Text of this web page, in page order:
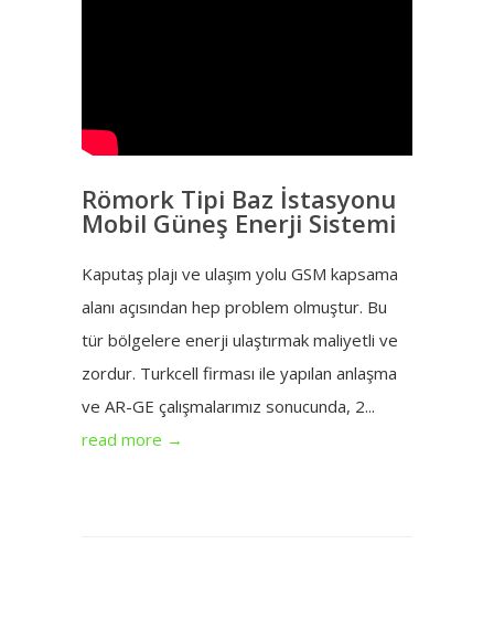
Römork Tipi Baz İstasyonu
Mobil Güneş Enerji Sistemi
Kaputaş plajı ve ulaşım yolu GSM kapsama
alanı açısından hep problem olmuştur. Bu
tür bölgelere enerji ulaştırmak maliyetli ve
zordur. Turkcell firması ile yapılan anlaşma
ve AR-GE çalışmalarımız sonucunda, 2...
read more →